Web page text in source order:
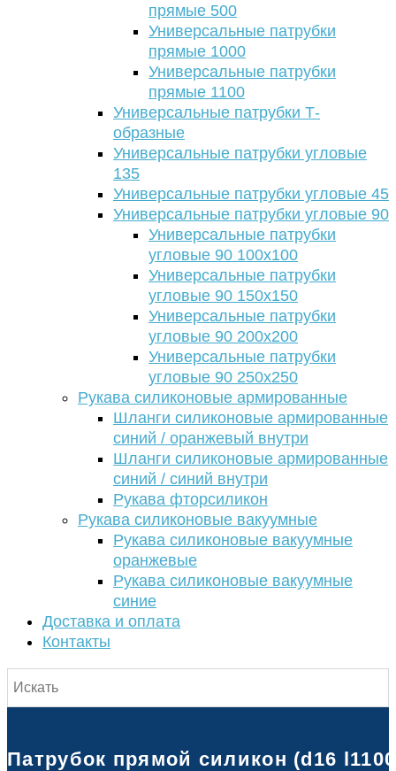
прямые 500
Универсальные патрубки
прямые 1000
Универсальные патрубки
прямые 1100
Универсальные патрубки Т-
образные
Универсальные патрубки угловые
135
Универсальные патрубки угловые 45
Универсальные патрубки угловые 90
Универсальные патрубки
угловые 90 100х100
Универсальные патрубки
угловые 90 150х150
Универсальные патрубки
угловые 90 200х200
Универсальные патрубки
угловые 90 250х250
Рукава силиконовые армированные
Шланги силиконовые армированные
синий / оранжевый внутри
Шланги силиконовые армированные
синий / синий внутри
Рукава фторсиликон
Рукава силиконовые вакуумные
Рукава силиконовые вакуумные
оранжевые
Рукава силиконовые вакуумные
синие
Доставка и оплата
Контакты
Патрубок прямой силикон (d16